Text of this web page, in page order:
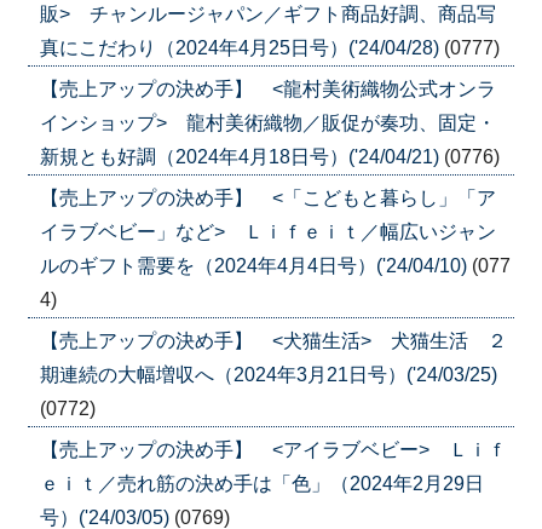
販> チャンルージャパン／ギフト商品好調、商品写
真にこだわり（2024年4月25日号）('24/04/28) (0777)
【売上アップの決め手】 <龍村美術織物公式オンラ
インショップ> 龍村美術織物／販促が奏功、固定・
新規とも好調（2024年4月18日号）('24/04/21) (0776)
【売上アップの決め手】 <「こどもと暮らし」「ア
イラブベビー」など> Ｌｉｆｅｉｔ／幅広いジャン
ルのギフト需要を（2024年4月4日号）('24/04/10) (077
4)
【売上アップの決め手】 <犬猫生活> 犬猫生活 ２
期連続の大幅増収へ（2024年3月21日号）('24/03/25)
(0772)
【売上アップの決め手】 <アイラブベビー> Ｌｉｆ
ｅｉｔ／売れ筋の決め手は「色」（2024年2月29日
号）('24/03/05) (0769)